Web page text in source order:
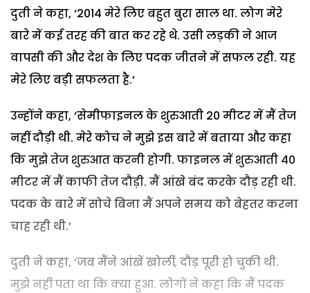
दुती ने कहा, ‘2014 मेरे लिए बहुत बुरा साल था. लोग मेरे
बारे में कई तरह की बात कर रहे थे. उसी लड़की ने आज
वापसी की और देश के लिए पदक जीतने में सफल रही. यह
मेरे लिए बड़ी सफलता है.’
उन्होंने कहा, ‘सेमीफाइनल के शुरुआती 20 मीटर में मैं तेज
नहीं दौड़ी थी. मेरे कोच ने मुझे इस बारे में बताया और कहा
कि मुझे तेज शुरुआत करनी होगी. फाइनल में शुरुआती 40
मीटर में मैं काफी तेज दौड़ी. मैं आंखे बंद करके दौड़ रही थी.
पदक के बारे में सोचे बिना मैं अपने समय को बेहतर करना
चाह रही थी.’
दुती ने कहा, ‘जब मैंने आंखें खोलीं, दौड़ पूरी हो चुकी थी.
मुझे नहीं पता था कि क्या हुआ. लोगों ने कहा कि मैं पदक